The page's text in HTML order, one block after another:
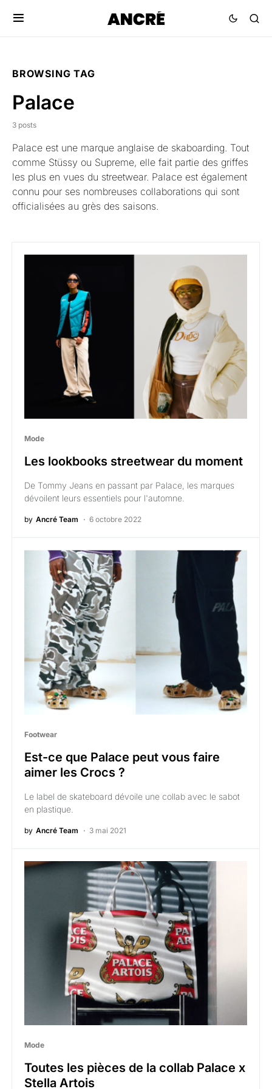
BROWSING TAG
Palace
3 posts
Palace est une marque anglaise de skaboarding. Tout
comme Stüssy ou Supreme, elle fait partie des griffes
les plus en vues du streetwear. Palace est également
connu pour ses nombreuses collaborations qui sont
officialisées au grès des saisons.
Mode
Les lookbooks streetwear du moment
De Tommy Jeans en passant par Palace, les marques
dévoilent leurs essentiels pour l'automne.
by Ancré Team 6 octobre 2022
Footwear
Est-ce que Palace peut vous faire
aimer les Crocs ?
Le label de skateboard dévoile une collab avec le sabot
en plastique.
by Ancré Team 3 mai 2021
Mode
Toutes les pièces de la collab Palace x
Stella Artois